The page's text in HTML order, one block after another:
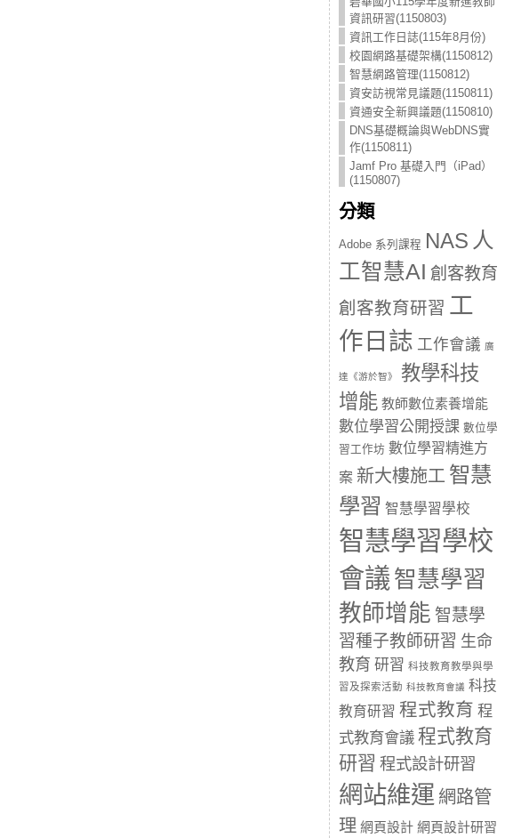
資訊研習(1150803)
資訊工作日誌(115年8月份)
校園網路基礎架構(1150812)
智慧網路管理(1150812)
資安訪視常見議題(1150811)
資通安全新興議題(1150810)
DNS基礎概論與WebDNS實
作(1150811)
Jamf Pro 基礎入門（iPad）
(1150807)
分類
Adobe 系列課程 NAS 人
工智慧AI 創客教育
創客教育研習 工
作日誌 工作會議 廣
達《游於智》
教學科技
增能 教師數位素養增能
數位學習公開授課 數位學
習工作坊 數位學習精進方
案 新大樓施工 智慧
學習 智慧學習學校
智慧學習學校
會議 智慧學習
教師增能 智慧學
習種子教師研習 生命
教育 研習 科技教育教學與學
習及探索活動 科技教育會議 科技
教育研習 程式教育 程
式教育會議 程式教育
研習 程式設計研習
網站維運 網路管
理 網頁設計 網頁設計研習